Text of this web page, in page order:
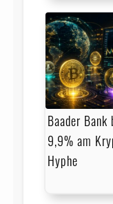
Baader
9,9% am
Hyphe